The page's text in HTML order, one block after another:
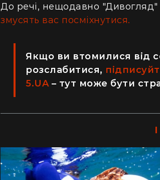
"Я відчув, як трясеться земля": перед
До речі, нещодавно
змусять вас посміхнутися.
Якщо ви втомилися від
розслабитися,
5.UA– тут може бути